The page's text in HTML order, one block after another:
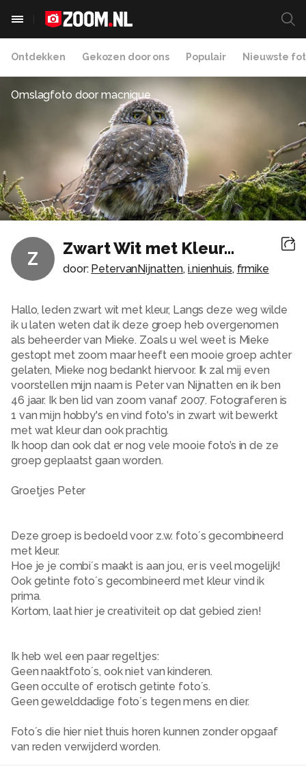
Ontdekken Gekozen door ons Populair Nieuwste
Omslagfoto doormacnique
Z
Zwart Wit met Kleur…
door: PetervanNijnatten,i.nienhuis, frmike
Hallo, leden zwart wit met kleur, Langs deze weg wilde
ik u laten weten dat ik deze groep heb overgenomen
als beheerder van Mieke. Zoals u wel weet is Mieke
gestopt met zoom maar heeft een mooie groep achter
gelaten, Mieke nog bedankt hiervoor. Ik zal mij even
voorstellen mijn naam is Peter van Nijnatten en ik ben
46 jaar. Ik ben lid van zoom vanaf 2007. Fotograferen is
1 van mijn hobby's en vind foto's in zwart wit bewerkt
met wat kleur dan ook prachtig.
Ik hoop dan ook dat er nog vele mooie foto’s in de ze
groep geplaatst gaan worden.
Groetjes Peter
Deze groep is bedoeld voor z.w. foto´s gecombineerd
met kleur.
Hoe je je combi´s maakt is aan jou, er is veel mogelijk!
Ook getinte foto´s gecombineerd met kleur vind ik
prima.
Kortom, laat hier je creativiteit op dat gebied zien!
Ik heb wel een paar regeltjes:
Geen naaktfoto´s, ook niet van kinderen.
Geen occulte of erotisch getinte foto´s.
Geen gewelddadige foto´s tegen mens en dier.
Foto´s die hier niet thuis horen kunnen zonder opgaaf
van reden verwijderd worden.